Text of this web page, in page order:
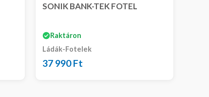
SONIK BANK-TEK FOTEL
Raktáron
Ládák-Fotelek
37 990Ft